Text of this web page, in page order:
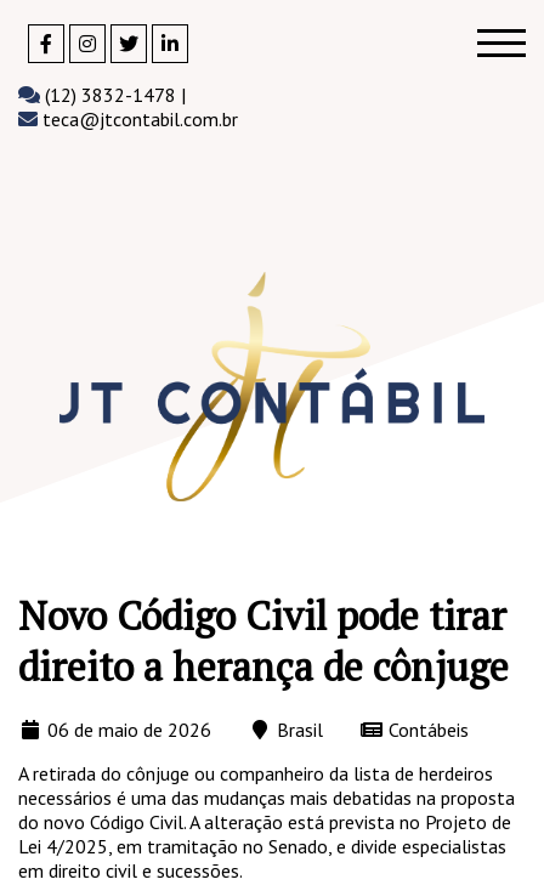
(12) 3832-1478 |
teca@jtcontabil.com.br
Novo Código Civil pode tirar
direito a herança de cônjuge
06 de maio de 2026 Brasil
Contábeis
A retirada do cônjuge ou companheiro da lista de herdeiros
necessários é uma das mudanças mais debatidas na proposta
do novo Código Civil. A alteração está prevista no Projeto de
Lei 4/2025, em tramitação no Senado, e divide especialistas
em direito civil e sucessões.